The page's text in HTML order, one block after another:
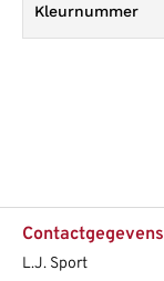
Kleurnummer
Contactgegevens
L.J. Sport